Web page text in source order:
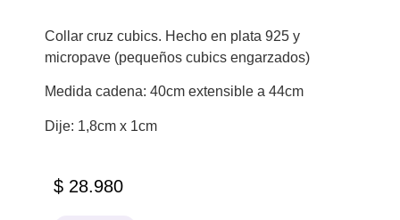
Collar cruz cubics. Hecho en plata 925 y
micropave (pequeños cubics engarzados)
Medida cadena: 40cm extensible a 44cm
Dije: 1,8cm x 1cm
$ 28.980